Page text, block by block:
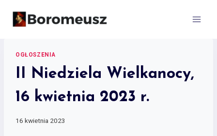
OGŁOSZENIA
II Niedziela Wielkanocy,
16 kwietnia 2023 r.
16 kwietnia 2023